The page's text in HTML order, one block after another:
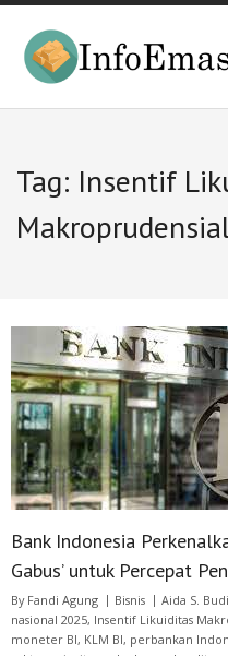
Skip
content
Tag: Insentif
Bank Indonesia
Gabus’ untuk Percepat
By Fandi Agung Bisnis Aida S.
nasional 2025, Insentif Likuiditas
moneter BI, KLM BI, perbankan